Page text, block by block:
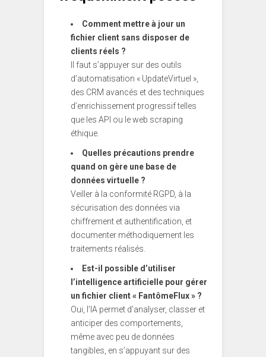
Comment mettre à jour un
fichier client sans disposer de
clients réels ?
Il faut s’appuyer sur des outils
d’automatisation « UpdateVirtuel »,
des CRM avancés et des techniques
d’enrichissement progressif telles
que les API ou le web scraping
éthique.
Quelles précautions prendre
quand on gère une base de
données virtuelle ?
Veiller à la conformité RGPD, à la
sécurisation des données via
chiffrement et authentification, et
documenter méthodiquement les
traitements réalisés.
Est-il possible d’utiliser
l’intelligence artificielle pour gérer
un fichier client « FantômeFlux » ?
Oui, l’IA permet d’analyser, classer et
anticiper des comportements,
même avec peu de données
tangibles, en s’appuyant sur des